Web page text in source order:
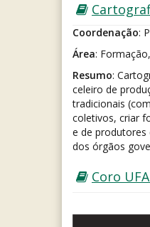
Coordenação:
Área:
Resumo:
celeiro de
tradicionais
coletivos, criar
e de
dos órgãos
Coro